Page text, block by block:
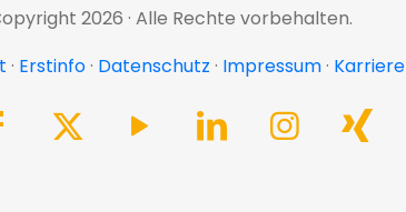
2026 · Alle Rechte vorbehalten.
· Erstinfo· Datenschutz · Impressum· Karriere